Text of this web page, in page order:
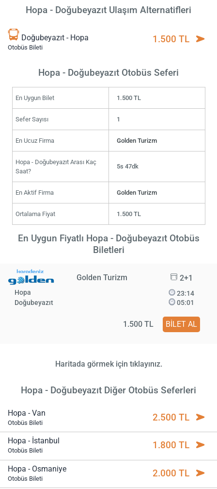
Hopa - Doğubeyazıt Ulaşım Alternatifleri
Doğubeyazıt - Hopa
Otobüs Bileti
1.500 TL
Hopa - Doğubeyazıt Otobüs Seferi
En Uygun Bilet 1.500 TL
Sefer Sayısı 1
En Ucuz Firma Golden Turizm
Hopa - Doğubeyazıt Arası Kaç
Saat?
5s 47dk
En Aktif Firma Golden Turizm
Ortalama Fiyat 1.500 TL
En Uygun Fiyatlı Hopa - Doğubeyazıt Otobüs
Biletleri
Golden Turizm 2+1
Hopa
Doğubeyazıt
23:14
05:01
1.500 TL BİLET AL
Haritada görmek için tıklayınız.
Hopa - Doğubeyazıt Diğer Otobüs Seferleri
Hopa - Van
Otobüs Bileti 2.500 TL
Hopa - İstanbul
Otobüs Bileti 1.800 TL
Hopa - Osmaniye
Otobüs Bileti 2.000 TL